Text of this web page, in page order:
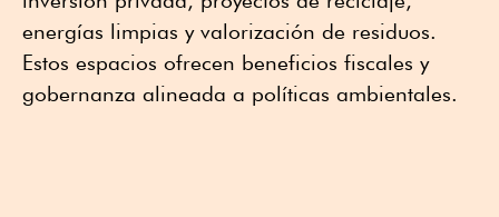
energías limpias y valorización de residuos.
Estos espacios ofrecen beneficios fiscales y
gobernanza alineada a políticas ambientales.